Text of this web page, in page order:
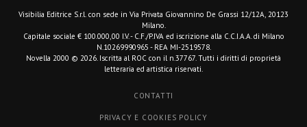
Visibilia Editrice S.r.l. con sede in Via Privata Giovannino De Grassi 12/12A, 20123
Milano.
Capitale sociale € 100.000,00 I.V. - C.F./P.IVA ed iscrizione alla C.C.I.A.A. di Milano
N.10269990965 - REA MI-2519578.
Novella 2000 © 2026. Iscritta al ROC con il n.37767. Tutti i diritti di proprietà
letteraria ed artistica riservati.
CONTATTI
PRIVACY E COOKIES POLICY